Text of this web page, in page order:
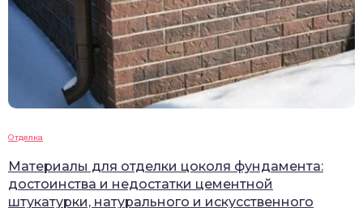
Отделка
Материалы для отделки цоколя фундамента:
достоинства и недостатки цементной
штукатурки, натурального и искусственного